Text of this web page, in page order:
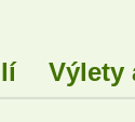
Výlety